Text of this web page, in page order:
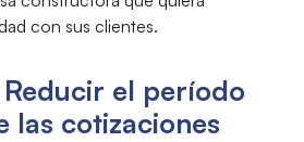
con sus clientes.
Reducir el período
las cotizaciones